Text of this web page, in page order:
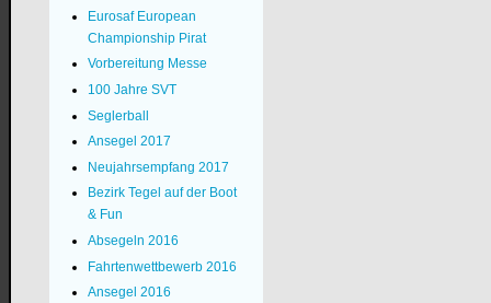
Eurosaf European
Championship Pirat
Vorbereitung Messe
100 Jahre SVT
Seglerball
Ansegel 2017
Neujahrsempfang 2017
Bezirk Tegel auf der Boot
& Fun
Absegeln 2016
Fahrtenwettbewerb 2016
Ansegel 2016